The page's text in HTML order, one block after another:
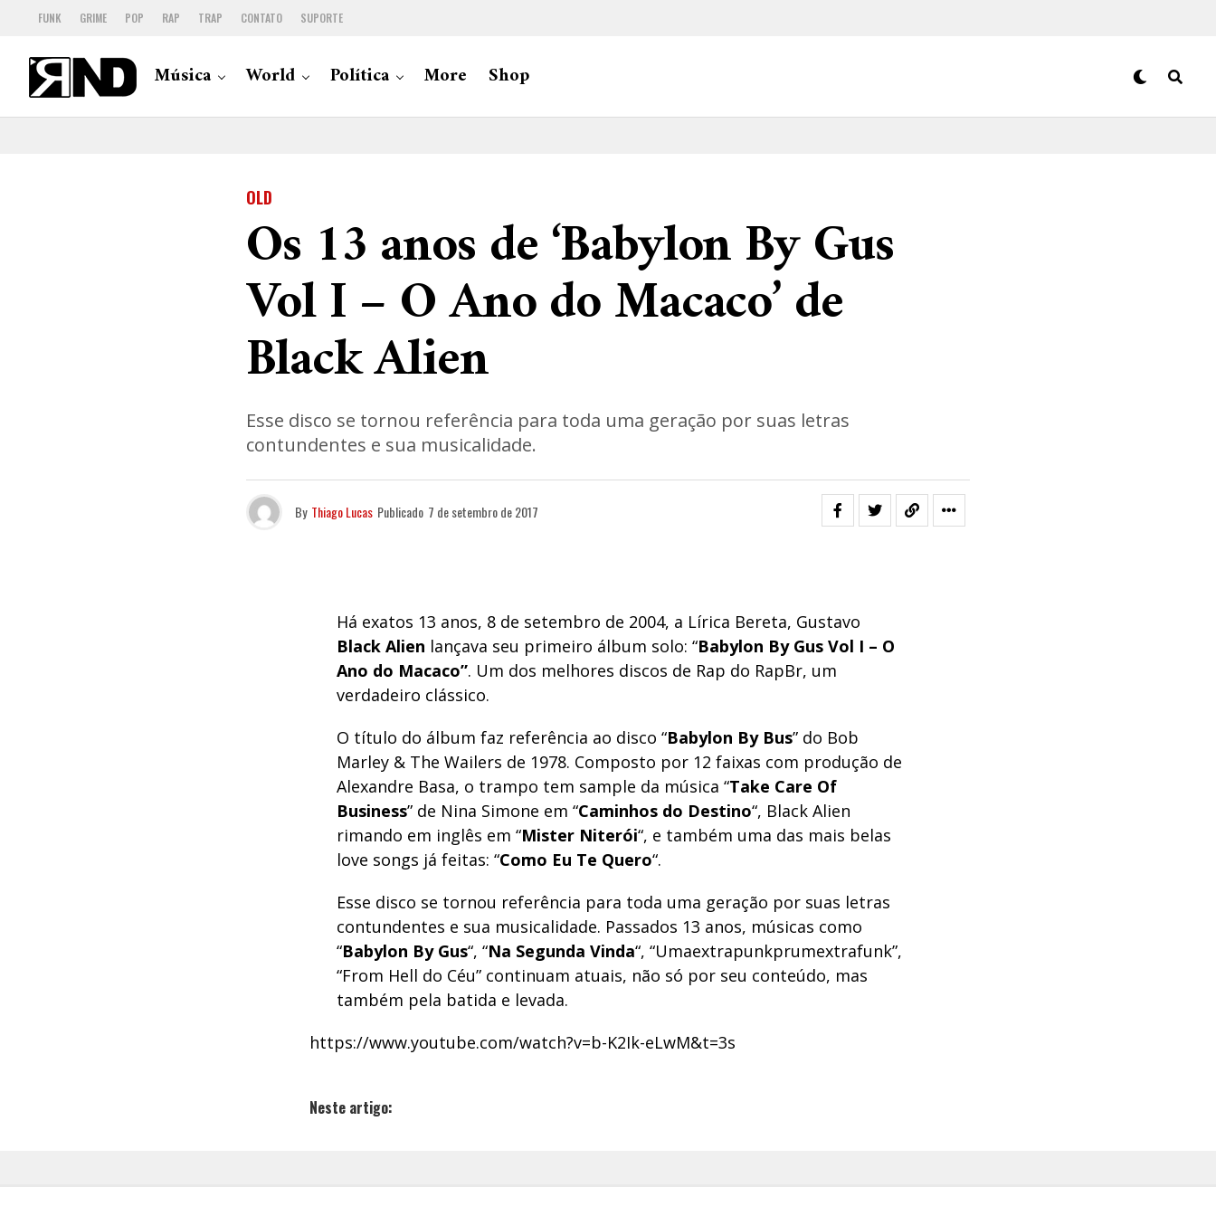
FUNK GRIME POP RAP TRAP CONTATO SUPORTE
Música World Política More Shop
OLD
Os 13 anos de ‘Babylon By Gus
Vol I – O Ano do Macaco’ de
Black Alien
Esse disco se tornou referência para toda uma geração por suas letras
contundentes e sua musicalidade.
By Thiago Lucas Publicado 7 de setembro de 2017
Há exatos 13 anos, 8 de setembro de 2004, a Lírica Bereta, Gustavo
Black Alien lançava seu primeiro álbum solo: “Babylon By Gus Vol I – O
Ano do Macaco”. Um dos melhores discos de Rap do RapBr, um
verdadeiro clássico.
O título do álbum faz referência ao disco “Babylon By Bus” do Bob
Marley & The Wailers de 1978. Composto por 12 faixas com produção de
Alexandre Basa, o trampo tem sample da música “Take Care Of
Business” de Nina Simone em “Caminhos do Destino“, Black Alien
rimando em inglês em “Mister Niterói“, e também uma das mais belas
love songs já feitas: “Como Eu Te Quero“.
Esse disco se tornou referência para toda uma geração por suas letras
contundentes e sua musicalidade. Passados 13 anos, músicas como
“Babylon By Gus“, “Na Segunda Vinda“, “Umaextrapunkprumextrafunk”,
“From Hell do Céu” continuam atuais, não só por seu conteúdo, mas
também pela batida e levada.
https://www.youtube.com/watch?v=b-K2Ik-eLwM&t=3s
Neste artigo: